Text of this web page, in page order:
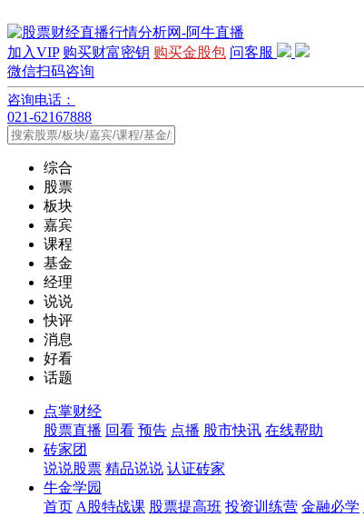
加入VIP 购买财富密钥 购买金股包 问客服
微信扫码咨询
咨询电话：
021-62167888
综合
股票
板块
嘉宾
课程
基金
经理
说说
快评
消息
好看
话题
点掌财经
股票直播 回看 预告 点播 股市快讯 在线帮助
砖家团
说说股票 精品说说 认证砖家
牛金学园
首页 A股特战课 股票提高班 投资训练营 金融必学